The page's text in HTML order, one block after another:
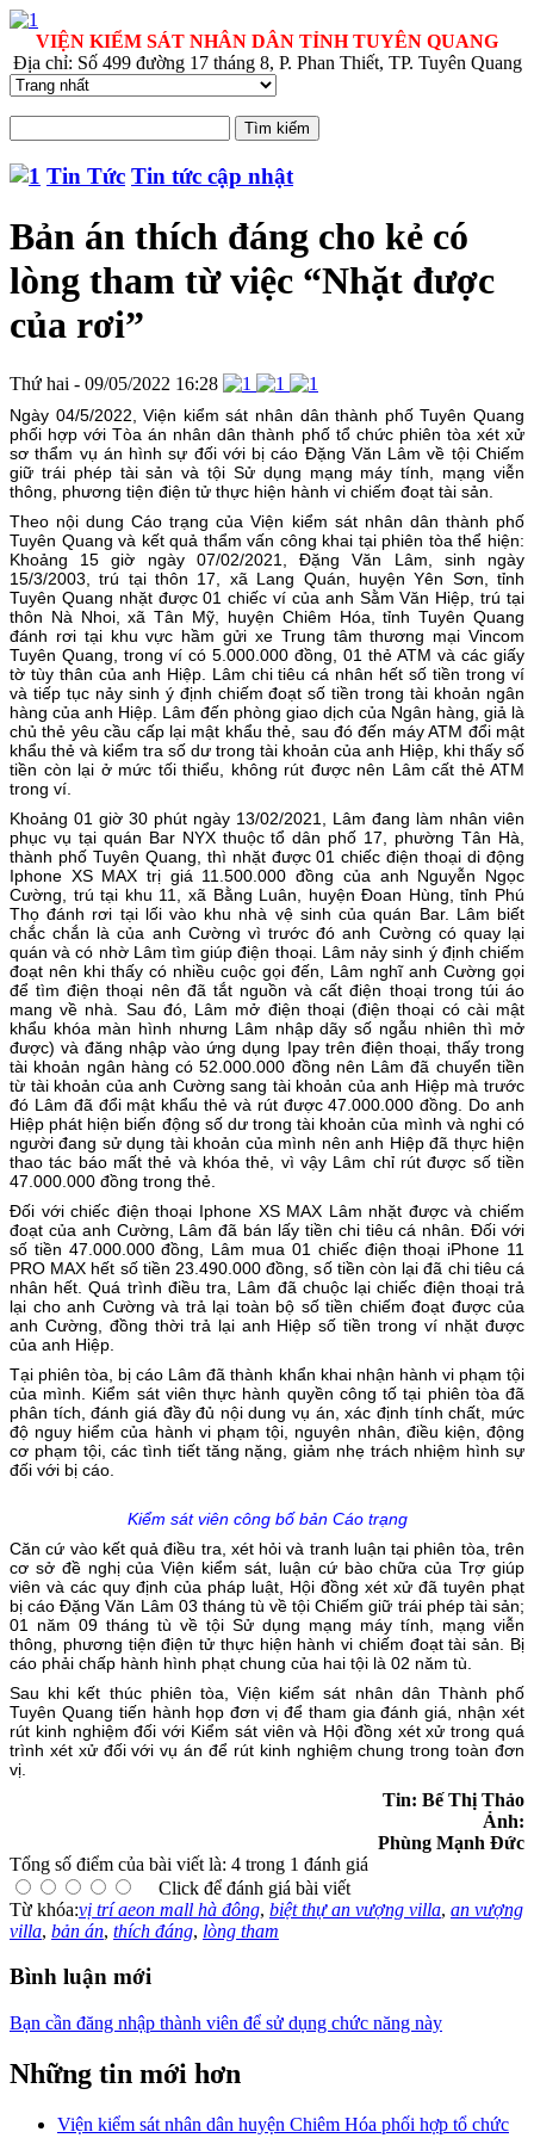
VIỆN KIỂM SÁT NHÂN DÂN TỈNH TUYÊN QUANG
Địa chỉ: Số 499 đường 17 tháng 8, P. Phan Thiết, TP. Tuyên Quang
Tin Tức Tin tức cập nhật
Bản án thích đáng cho kẻ có
lòng tham từ việc “Nhặt được
của rơi”
Thứ hai - 09/05/2022 16:28
Ngày 04/5/2022, Viện kiểm sát nhân dân thành phố Tuyên Quang
phối hợp với Tòa án nhân dân thành phố tổ chức phiên tòa xét xử
sơ thẩm vụ án hình sự đối với bị cáo Đặng Văn Lâm về tội Chiếm
giữ trái phép tài sản và tội Sử dụng mạng máy tính, mạng viễn
thông, phương tiện điện tử thực hiện hành vi chiếm đoạt tài sản.
Theo nội dung Cáo trạng của Viện kiểm sát nhân dân thành phố
Tuyên Quang và kết quả thẩm vấn công khai tại phiên tòa thể hiện:
Khoảng 15 giờ ngày 07/02/2021, Đặng Văn Lâm, sinh ngày
15/3/2003, trú tại thôn 17, xã Lang Quán, huyện Yên Sơn, tỉnh
Tuyên Quang nhặt được 01 chiếc ví của anh Sằm Văn Hiệp, trú tại
thôn Nà Nhoi, xã Tân Mỹ, huyện Chiêm Hóa, tỉnh Tuyên Quang
đánh rơi tại khu vực hầm gửi xe Trung tâm thương mại Vincom
Tuyên Quang, trong ví có 5.000.000 đồng, 01 thẻ ATM và các giấy
tờ tùy thân của anh Hiệp. Lâm chi tiêu cá nhân hết số tiền trong ví
và tiếp tục nảy sinh ý định chiếm đoạt số tiền trong tài khoản ngân
hàng của anh Hiệp. Lâm đến phòng giao dịch của Ngân hàng, giả là
chủ thẻ yêu cầu cấp lại mật khẩu thẻ, sau đó đến máy ATM đổi mật
khẩu thẻ và kiểm tra số dư trong tài khoản của anh Hiệp, khi thấy số
tiền còn lại ở mức tối thiểu, không rút được nên Lâm cất thẻ ATM
trong ví.
Khoảng 01 giờ 30 phút ngày 13/02/2021, Lâm đang làm nhân viên
phục vụ tại quán Bar NYX thuộc tổ dân phố 17, phường Tân Hà,
thành phố Tuyên Quang, thì nhặt được 01 chiếc điện thoại di động
Iphone XS MAX trị giá 11.500.000 đồng của anh Nguyễn Ngọc
Cường, trú tại khu 11, xã Bằng Luân, huyện Đoan Hùng, tỉnh Phú
Thọ đánh rơi tại lối vào khu nhà vệ sinh của quán Bar. Lâm biết
chắc chắn là của anh Cường vì trước đó anh Cường có quay lại
quán và có nhờ Lâm tìm giúp điện thoại. Lâm nảy sinh ý định chiếm
đoạt nên khi thấy có nhiều cuộc gọi đến, Lâm nghĩ anh Cường gọi
để tìm điện thoại nên đã tắt nguồn và cất điện thoại trong túi áo
mang về nhà. Sau đó, Lâm mở điện thoại (điện thoại có cài mật
khẩu khóa màn hình nhưng Lâm nhập dãy số ngẫu nhiên thì mở
được) và đăng nhập vào ứng dụng Ipay trên điện thoại, thấy trong
tài khoản ngân hàng có 52.000.000 đồng nên Lâm đã chuyển tiền
từ tài khoản của anh Cường sang tài khoản của anh Hiệp mà trước
đó Lâm đã đổi mật khẩu thẻ và rút được 47.000.000 đồng. Do anh
Hiệp phát hiện biến động số dư trong tài khoản của mình và nghi có
người đang sử dụng tài khoản của mình nên anh Hiệp đã thực hiện
thao tác báo mất thẻ và khóa thẻ, vì vậy Lâm chỉ rút được số tiền
47.000.000 đồng trong thẻ.
Đối với chiếc điện thoại Iphone XS MAX Lâm nhặt được và chiếm
đoạt của anh Cường, Lâm đã bán lấy tiền chi tiêu cá nhân. Đối với
số tiền 47.000.000 đồng, Lâm mua 01 chiếc điện thoại iPhone 11
PRO MAX hết số tiền 23.490.000 đồng, số tiền còn lại đã chi tiêu cá
nhân hết. Quá trình điều tra, Lâm đã chuộc lại chiếc điện thoại trả
lại cho anh Cường và trả lại toàn bộ số tiền chiếm đoạt được của
anh Cường, đồng thời trả lại anh Hiệp số tiền trong ví nhặt được
của anh Hiệp.
Tại phiên tòa, bị cáo Lâm đã thành khẩn khai nhận hành vi phạm tội
của mình. Kiểm sát viên thực hành quyền công tố tại phiên tòa đã
phân tích, đánh giá đầy đủ nội dung vụ án, xác định tính chất, mức
độ nguy hiểm của hành vi phạm tội, nguyên nhân, điều kiện, động
cơ phạm tội, các tình tiết tăng nặng, giảm nhẹ trách nhiệm hình sự
đối với bị cáo.
Kiểm sát viên công bố bản Cáo trạng
Căn cứ vào kết quả điều tra, xét hỏi và tranh luận tại phiên tòa, trên
cơ sở đề nghị của Viện kiểm sát, luận cứ bào chữa của Trợ giúp
viên và các quy định của pháp luật, Hội đồng xét xử đã tuyên phạt
bị cáo Đặng Văn Lâm 03 tháng tù về tội Chiếm giữ trái phép tài sản;
01 năm 09 tháng tù về tội Sử dụng mạng máy tính, mạng viễn
thông, phương tiện điện tử thực hiện hành vi chiếm đoạt tài sản. Bị
cáo phải chấp hành hình phạt chung của hai tội là 02 năm tù.
Sau khi kết thúc phiên tòa, Viện kiểm sát nhân dân Thành phố
Tuyên Quang tiến hành họp đơn vị để tham gia đánh giá, nhận xét
rút kinh nghiệm đối với Kiểm sát viên và Hội đồng xét xử trong quá
trình xét xử đối với vụ án để rút kinh nghiệm chung trong toàn đơn
vị.
Tin: Bế Thị Thảo
Ảnh:
Phùng Mạnh Đức
Tổng số điểm của bài viết là: 4 trong 1 đánh giá
Click để đánh giá bài viết
Từ khóa:vị trí aeon mall hà đông, biệt thự an vượng villa, an vượng
villa, bản án, thích đáng, lòng tham
Bình luận mới
Bạn cần đăng nhập thành viên để sử dụng chức năng này
Những tin mới hơn
Viện kiểm sát nhân dân huyện Chiêm Hóa phối hợp tổ chức